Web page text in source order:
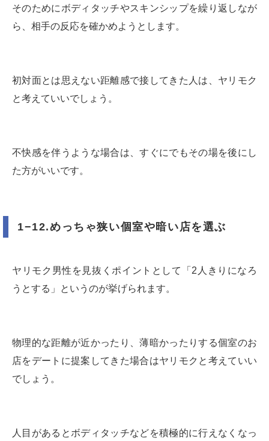
そのためにボディタッチやスキンシップを繰り返しなが
ら、相手の反応を確かめようとします。
初対面とは思えない距離感で接してきた人は、ヤリモク
と考えていいでしょう。
不快感を伴うような場合は、すぐにでもその場を後にし
た方がいいです。
1−12.めっちゃ狭い個室や暗い店を選ぶ
ヤリモク男性を見抜くポイントとして「2人きりになろ
うとする」というのが挙げられます。
物理的な距離が近かったり、薄暗かったりする個室のお
店をデートに提案してきた場合はヤリモクと考えていい
でしょう。
人目があるとボディタッチなどを積極的に行えなくなっ